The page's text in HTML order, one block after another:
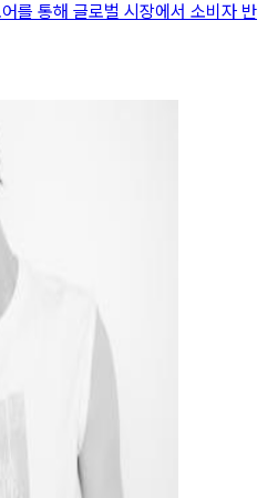
를 통해 글로벌 시장에서 소비자 반